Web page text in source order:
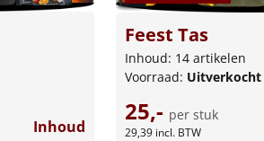
Inhoud
Feest Tas
Inhoud: 14 artikelen
Voorraad: Uitverkocht
25,- per stuk
29,39 incl. BTW